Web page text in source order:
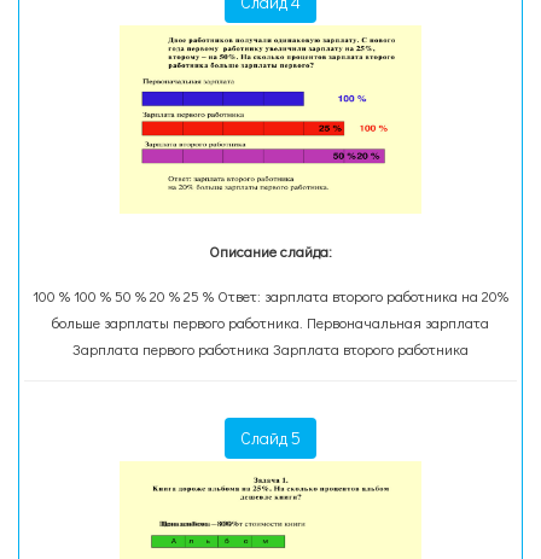
Описание слайда:
100 % 100 % 50 % 20 % 25 % Ответ: зарплата второго работника на 20%
больше зарплаты первого работника. Первоначальная зарплата
Зарплата первого работника Зарплата второго работника
Слайд 5